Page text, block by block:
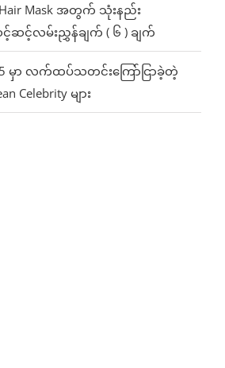
Hair Mask အတွက် သုံးနည်း
ဆင့်လမ်းညွှန်ချက် ( ၆ ) ချက်
မှာ လက်ထပ်သတင်းကြော်ငြာခဲ့တဲ့
Celebrity များ